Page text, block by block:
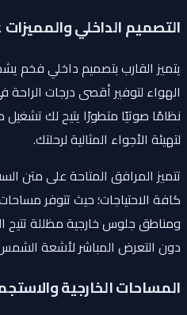
التصميم الداخلي والمميزات
يتميز القارب بتصميم داخلي فخم
الهواء لتوفير أقصى درجات الراحة
نظامًا صوتيًا متطورًا يتيح لك
لتهيئة الأجواء المثالية لرحلتك.
تتميز المرافق المتاحة على متن
كافة الاحتياجات؛ حيث تتوفر
ومناطق جلوس خارجية مظللة تتيح
دون التعرض المباشر لأشعة الشمس.
المساحات الخارجية